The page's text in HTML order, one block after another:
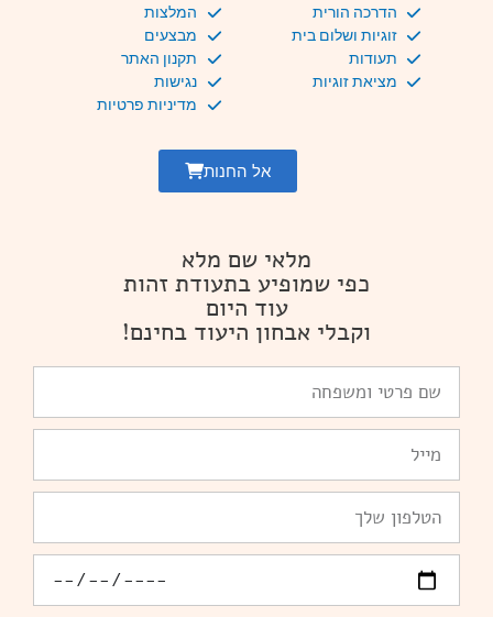
הדרכה הורית
זוגיות ושלום בית
תעודות
מציאת זוגיות
המלצות
מבצעים
תקנון האתר
נגישות
מדיניות פרטיות
אל החנות
מלאי שם מלא
כפי שמופיע בתעודת זהות
עוד היום
וקבלי אבחון היעוד בחינם!
פרטי
ומשפחה